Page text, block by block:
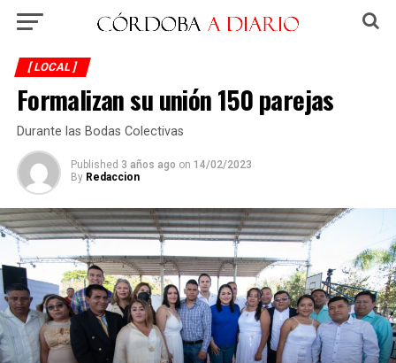
[ LOCAL ]
Formalizan su unión 150 parejas
Durante las Bodas Colectivas
Published 3 años ago on 14/02/2023
By Redaccion